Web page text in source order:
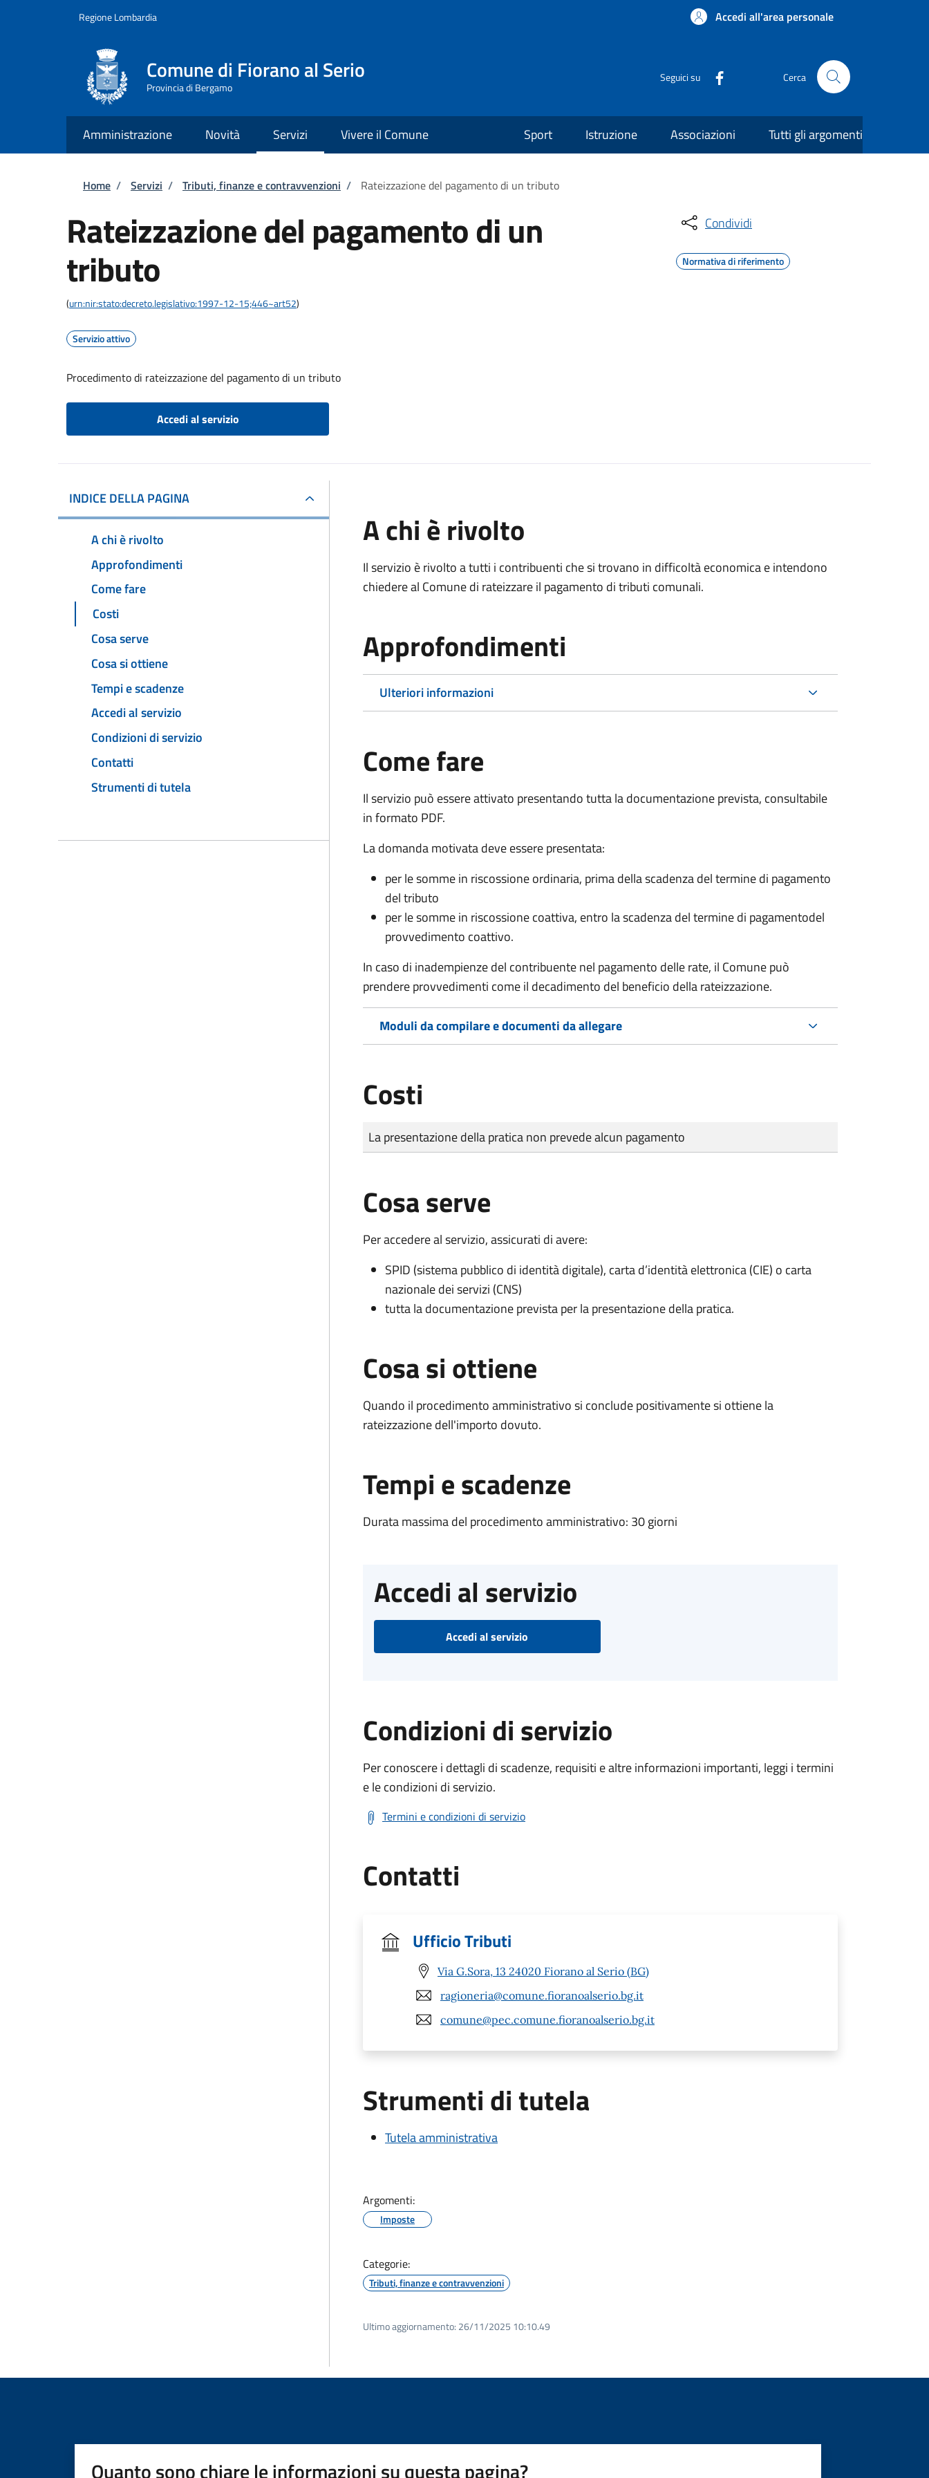
Regione Lombardia Accedi all'area personale
Comune di Fiorano al Serio
Provincia di Bergamo
Seguici su Cerca
Amministrazione Novità Servizi Vivere il Comune Sport Istruzione Associazioni Tutti gli argomenti
Briciole di pane
Home / Servizi / Tributi, finanze e contravvenzioni / Rateizzazione del pagamento di un tributo
Rateizzazione del pagamento di un
tributo
(urn:nir:stato:decreto.legislativo:1997-12-15;446~art52)
Servizio attivo
Procedimento di rateizzazione del pagamento di un tributo
Accedi al servizio
Condividi
Normativa di riferimento
INDICE DELLA PAGINA
A chi è rivolto
Approfondimenti
Come fare
Costi
Cosa serve
Cosa si ottiene
Tempi e scadenze
Accedi al servizio
Condizioni di servizio
Contatti
Strumenti di tutela
A chi è rivolto
Il servizio è rivolto a tutti i contribuenti che si trovano in difficoltà economica e intendono
chiedere al Comune di rateizzare il pagamento di tributi comunali.
Approfondimenti
Ulteriori informazioni
Come fare
Il servizio può essere attivato presentando tutta la documentazione prevista, consultabile
in formato PDF.
La domanda motivata deve essere presentata:
per le somme in riscossione ordinaria, prima della scadenza del termine di pagamento
del tributo
per le somme in riscossione coattiva, entro la scadenza del termine di pagamentodel
provvedimento coattivo.
In caso di inadempienze del contribuente nel pagamento delle rate, il Comune può
prendere provvedimenti come il decadimento del beneficio della rateizzazione.
Moduli da compilare e documenti da allegare
Costi
Tipo di pagamento
Importo
La presentazione della pratica non prevede alcun pagamento
Cosa serve
Per accedere al servizio, assicurati di avere:
SPID (sistema pubblico di identità digitale), carta d’identità elettronica (CIE) o carta
nazionale dei servizi (CNS)
tutta la documentazione prevista per la presentazione della pratica.
Cosa si ottiene
Quando il procedimento amministrativo si conclude positivamente si ottiene la
rateizzazione dell'importo dovuto.
Tempi e scadenze
Durata massima del procedimento amministrativo: 30 giorni
Accedi al servizio
Accedi al servizio
Condizioni di servizio
Per conoscere i dettagli di scadenze, requisiti e altre informazioni importanti, leggi i termini
e le condizioni di servizio.
Termini e condizioni di servizio
Contatti
Ufficio Tributi
Via G.Sora, 13 24020 Fiorano al Serio (BG)
ragioneria@comune.fioranoalserio.bg.it
comune@pec.comune.fioranoalserio.bg.it
Strumenti di tutela
Tutela amministrativa
Argomenti:
Imposte
Categorie:
Tributi, finanze e contravvenzioni
Ultimo aggiornamento: 26/11/2025 10:10.49
Quanto sono chiare le informazioni su questa pagina?